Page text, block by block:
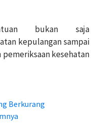
bukan saja
kepulangan sampai
kesehatan
Berkurang